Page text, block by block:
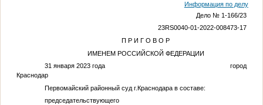
Информация по делу
Дело № 1-166/23
23RS0040-01-2022-008473-17
П Р И Г О В О Р
ИМЕНЕМ РОССИЙСКОЙ ФЕДЕРАЦИИ
31 января 2023 года город
Краснодар
Первомайский районный суд г.Краснодара в составе:
председательствующего